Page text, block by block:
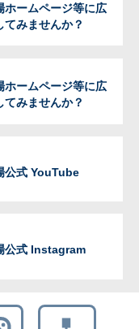
ホームページ等に広
てみませんか？
ホームページ等に広
てみませんか？
公式 YouTube
公式 Instagram